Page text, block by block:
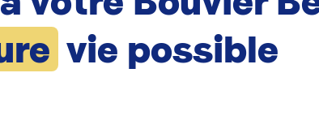
vie possible